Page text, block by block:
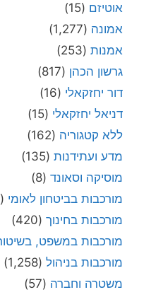
אוטיזם (15)
אמונה (1,277)
אמנות (253)
גרשון הכהן (817)
דור יחזקאלי (16)
דניאל יחזקאלי (15)
ללא קטגוריה (162)
מדע ועתידנות (135)
מוסיקה וסאונד (8)
מורכבות בביטחון לאומי (4,504)
מורכבות בחינוך (420)
מורכבות במשפט,
מורכבות בניהול (1,258)
משטרה וחברה (57)